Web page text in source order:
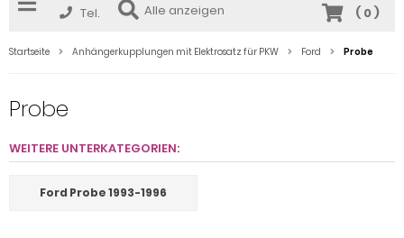
Tel. Alle anzeigen ( 0)
Startseite Anhängerkupplungen mit Elektrosatz für PKW Ford Probe
Probe
WEITERE UNTERKATEGORIEN:
Ford Probe 1993-1996